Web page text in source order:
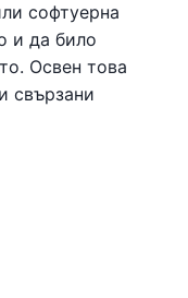
софтуерна
и да било
Освен това
свързани